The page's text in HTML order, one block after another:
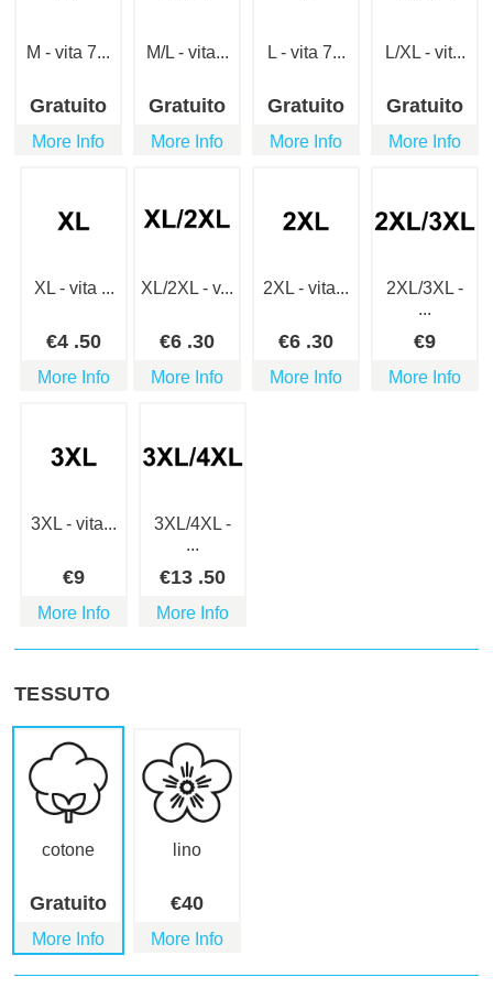
M - vita 7...
Gratuito
More Info
M/L - vita...
Gratuito
More Info
L - vita 7...
Gratuito
More Info
L/XL - vit...
Gratuito
More Info
XL - vita ...
€4 .50
More Info
XL/2XL - v...
€6 .30
More Info
2XL - vita...
€6 .30
More Info
2XL/3XL -
...
€9
More Info
3XL - vita...
€9
More Info
3XL/4XL -
...
€13 .50
More Info
TESSUTO
cotone
Gratuito
More Info
lino
€40
More Info